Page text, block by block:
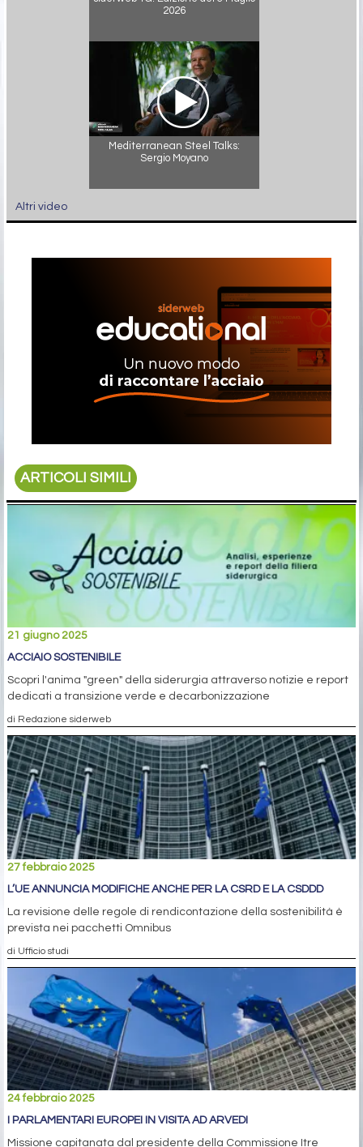
2026
Mediterranean Steel Talks:
Sergio Moyano
Altri video
ARTICOLI SIMILI
21 giugno 2025
ACCIAIO SOSTENIBILE
Scopri l'anima "green" della siderurgia attraverso notizie e report
dedicati a transizione verde e decarbonizzazione
di Redazione siderweb
27 febbraio 2025
L’UE ANNUNCIA MODIFICHE ANCHE PER LA CSRD E LA CSDDD
La revisione delle regole di rendicontazione della sostenibilità è
prevista nei pacchetti Omnibus
di Ufficio studi
24 febbraio 2025
I PARLAMENTARI EUROPEI IN VISITA AD ARVEDI
Missione capitanata dal presidente della Commissione Itre